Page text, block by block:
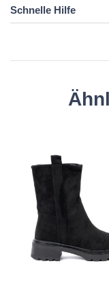
Schnelle Hilfe